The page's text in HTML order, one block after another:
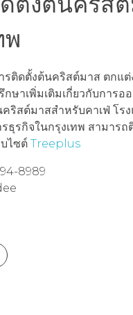
พ
รติดตั้งต้นคริสต์มาส ตกแต่
ษาเพิ่มเติมเกี่ยวกับการอ
ริสต์มาสสำหรับคาเฟ่ โร
ธุรกิจในกรุงเทพ สามารถ
ไซต์ Treeplus
8989